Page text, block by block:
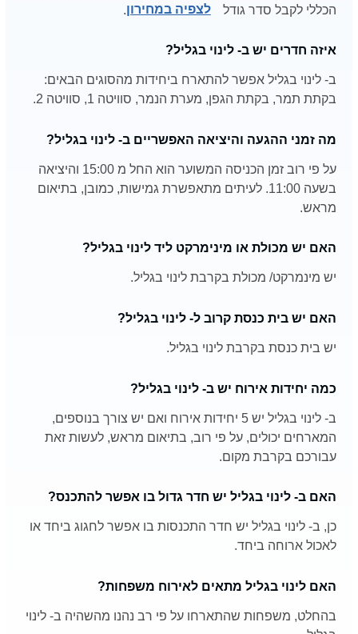
הכללי לקבל סדר גודל
לצפיה במחירון.
איזה חדרים יש ב- לינוי בגליל?
ב- לינוי בגליל אפשר להתארח ביחידות מהסוגים הבאים:
בקתת תמר, בקתת הגפן, מערת הנמר, סוויטה 1, סוויטה 2.
מה זמני ההגעה והיציאה האפשריים ב- לינוי בגליל?
על פי רוב זמן הכניסה המשוער הוא החל מ 15:00 והיציאה
בשעה 11:00. לעיתים מתאפשרת גמישות, כמובן, בתיאום
מראש.
האם יש מכולת או מינימרקט ליד לינוי בגליל?
יש מינמרקט/ מכולת בקרבת לינוי בגליל.
האם יש בית כנסת קרוב ל- לינוי בגליל?
יש בית כנסת בקרבת לינוי בגליל.
כמה יחידות אירוח יש ב- לינוי בגליל?
ב- לינוי בגליל יש 5 יחידות אירוח ואם יש צורך בנוספים,
המארחים יכולים, על פי רוב, בתיאום מראש, לעשות זאת
עבורכם בקרבת מקום.
האם ב- לינוי בגליל יש חדר גדול בו אפשר להתכנס?
כן, ב- לינוי בגליל יש חדר התכנסות בו אפשר לחגוג ביחד או
לאכול ארוחה ביחד.
האם לינוי בגליל מתאים לאירוח משפחות?
בהחלט, משפחות שהתארחו על פי רב נהנו מהשהיה ב- לינוי